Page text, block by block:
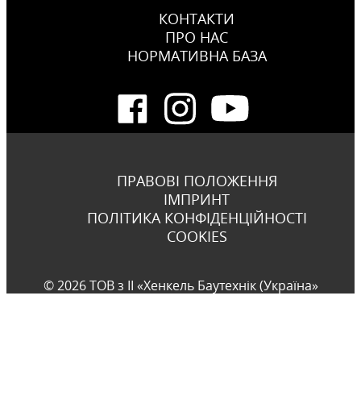
КОНТАКТИ
ПРО НАС
НОРМАТИВНА БАЗА
ПРАВОВІ ПОЛОЖЕННЯ
ІМПРИНТ
ПОЛІТИКА КОНФІДЕНЦІЙНОСТІ
COOKIES
© 2026 ТОВ з ІІ «Хенкель Баутехнік (Україна»